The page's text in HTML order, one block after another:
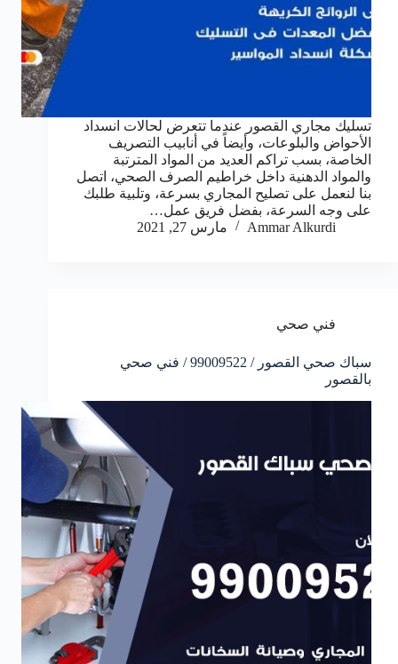
تسليك مجاري القصور عندما تتعرض لحالات انسداد
الأحواض والبلوعات، وأيضاً في أنابيب التصريف
الخاصة، بسب تراكم العديد من المواد المترتبة
والمواد الدهنية داخل خراطيم الصرف الصحي، اتصل
بنا لنعمل على تصليح المجاري بسرعة، وتلبية طلبك
على وجه السرعة، بفضل فريق عمل…
Ammar Alkurdi
مارس 27, 2021
فني صحي
سباك صحي القصور / 99009522 / فني صحي
بالقصور